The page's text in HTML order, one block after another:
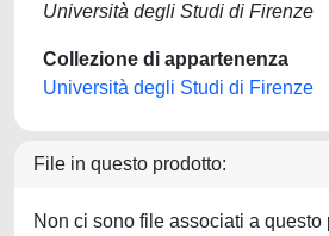
Università degli Studi di Firenze
Collezione di appartenenza
Università degli Studi di Firenze
File in questo prodotto:
Non ci sono file associati a questo